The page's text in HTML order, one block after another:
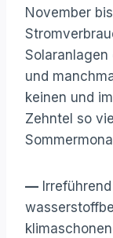
November
Solaranlagen
und
keinen und
Zehntel so
—